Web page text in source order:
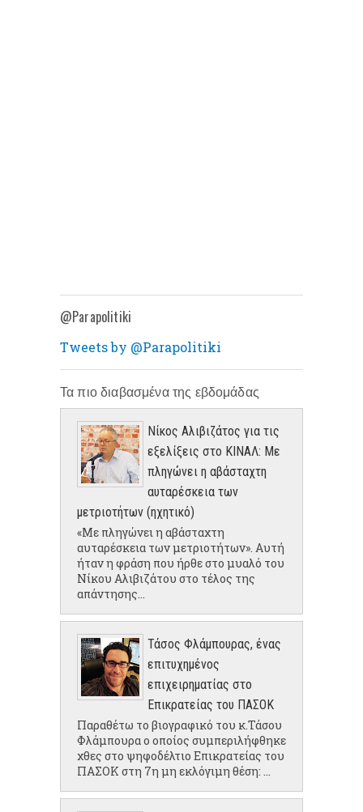
@Parapolitiki
Tweets by @Parapolitiki
Τα πιο διαβασμένα της εβδομάδας
Νίκος Αλιβιζάτος για τις
εξελίξεις στο ΚΙΝΑΛ: Με
πληγώνει η αβάσταχτη
αυταρέσκεια των
μετριοτήτων (ηχητικό)
«Με πληγώνει η αβάσταχτη
αυταρέσκεια των μετριοτήτων». Αυτή
ήταν η φράση που ήρθε στο μυαλό του
Νίκου Αλιβιζάτου στο τέλος της
απάντησης...
Τάσος Φλάμπουρας, ένας
επιτυχημένος
επιχειρηματίας στο
Επικρατείας του ΠΑΣΟΚ
Παραθέτω το βιογραφικό του κ.Τάσου
Φλάμπουρα ο οποίος συμπεριλήφθηκε
χθες στο ψηφοδέλτιο Επικρατείας του
ΠΑΣΟΚ στη 7η μη εκλόγιμη θέση: ...